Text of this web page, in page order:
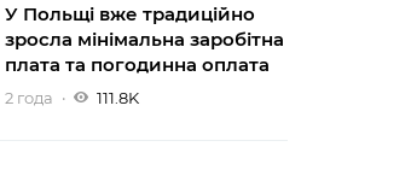
У Польщі вже традиційно
зросла мінімальна заробітна
плата та погодинна оплата
2 года 111.8K